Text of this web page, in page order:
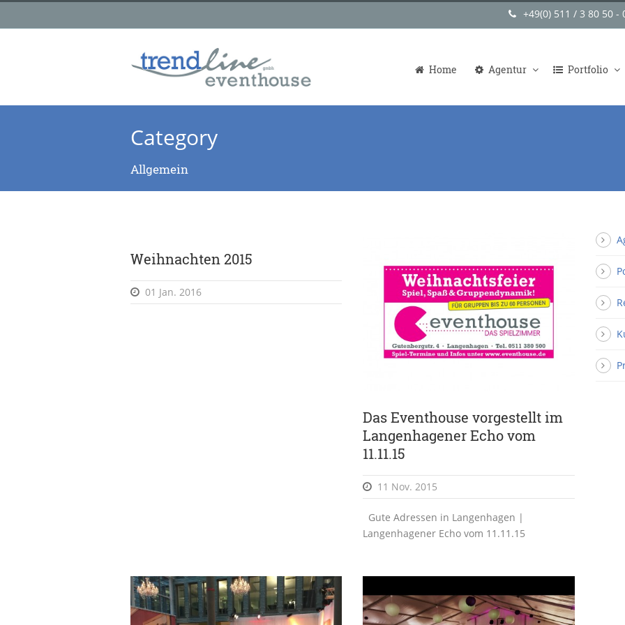
+49(0) 511 / 3 80 50 -
Home Agentur Portfolio
Category
Allgemein
Weihnachten 2015
01 Jan. 2016
Das Eventhouse vorgestellt im
Langenhagener Echo vom
11.11.15
11 Nov. 2015
Gute Adressen in Langenhagen |
Langenhagener Echo vom 11.11.15